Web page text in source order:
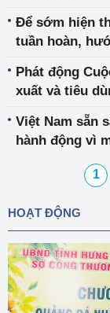
Để sớm hiện
tuần hoàn,
Phát động
xuất và tiêu
Việt Nam sẵn
hành động vì
1
HOẠT ĐỘNG